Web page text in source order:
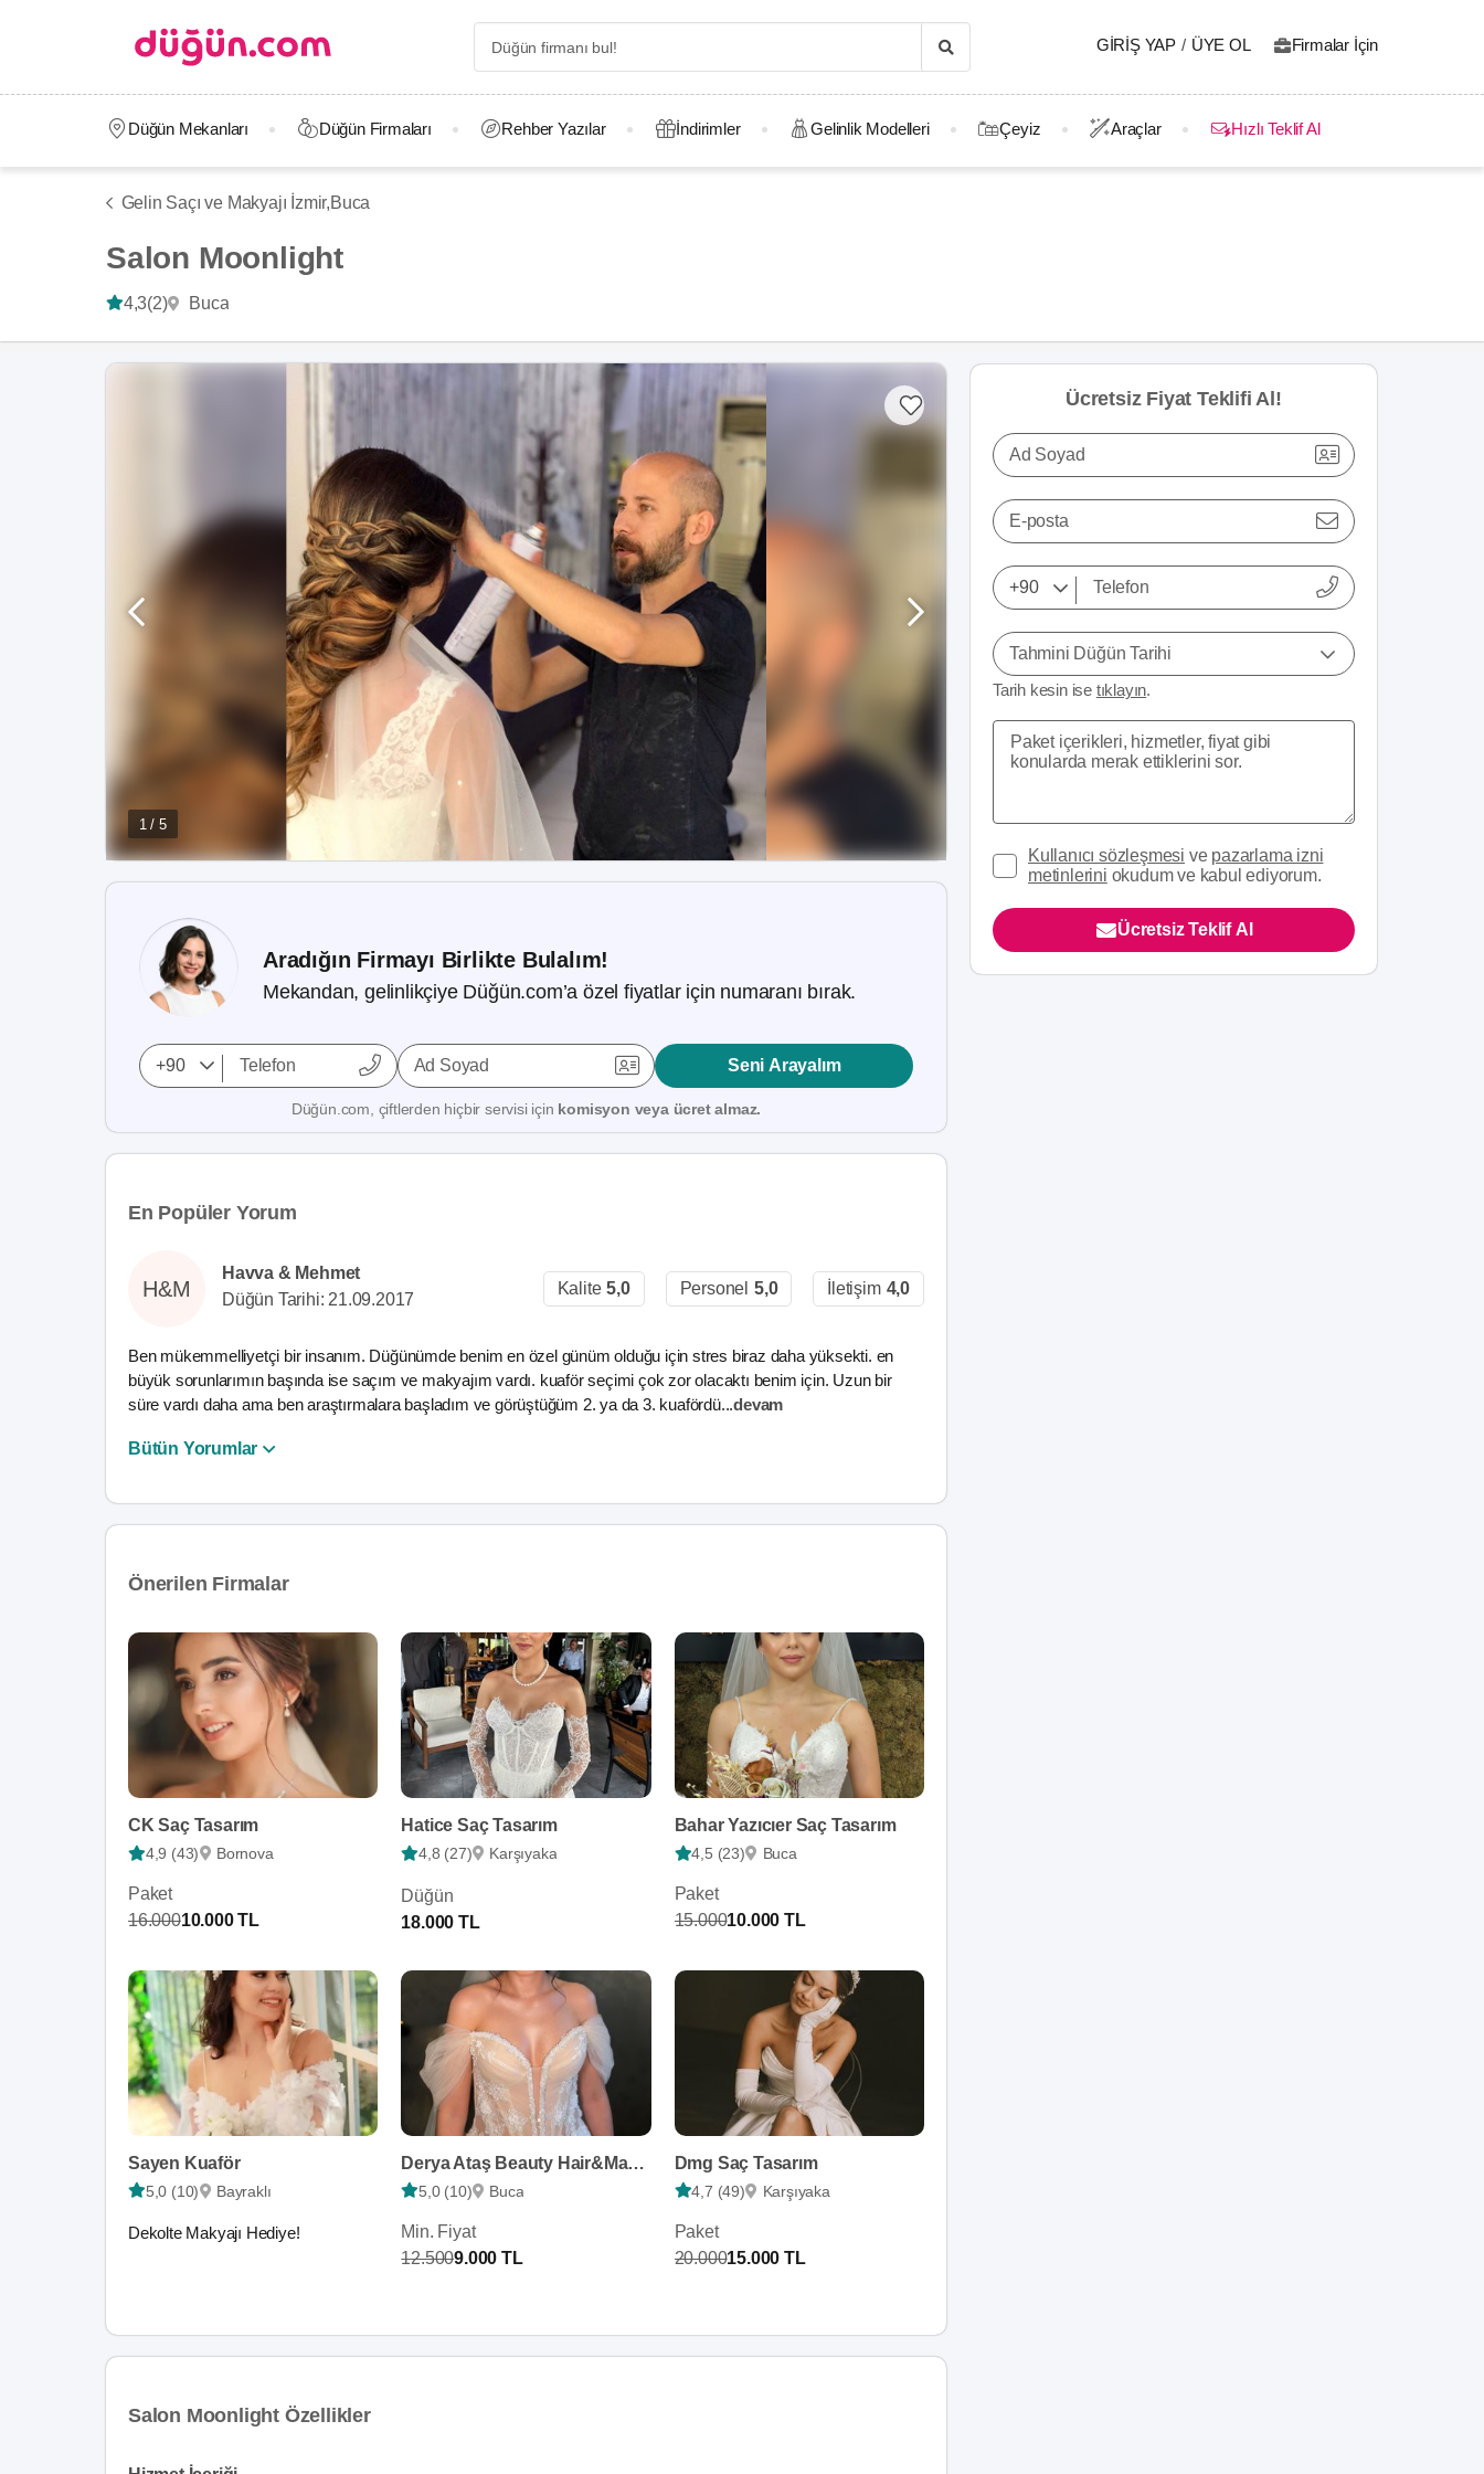
GIRIŞ YAP / ÜYE OL Firmalar İçin
Düğün Mekanları Düğün Firmaları Rehber Yazılar İndirimler Gelinlik Modelleri Çeyiz Araçlar Hızlı Teklif Al
Gelin Saçı ve Makyajı İzmir,Buca
Salon Moonlight
4,3(2) Buca
1 / 5
Aradığın Firmayı Birlikte Bulalım!
Mekandan, gelinlikçiye Düğün.com’a özel fiyatlar için numaranı bırak.
Ad Soyad Seni Arayalım
Düğün.com, çiftlerden hiçbir servisi için komisyon veya ücret almaz.
En Popüler Yorum
H&M
Havva & Mehmet
Düğün Tarihi: 21.09.2017
Kalite 5,0 Personel 5,0 İletişim 4,0
Ben mükemmelliyetçi bir insanım. Düğünümde benim en özel günüm olduğu için stres biraz daha yüksekti. en
büyük sorunlarımın başında ise saçım ve makyajım vardı. kuaför seçimi çok zor olacaktı benim için. Uzun bir
süre vardı daha ama ben araştırmalara başladım ve görüştüğüm 2. ya da 3. kuafördü...devam
Bütün Yorumlar
Önerilen Firmalar
CK Saç Tasarım
4,9 (43) Bornova
Paket
16.00010.000 TL
Hatice Saç Tasarım
4,8 (27) Karşıyaka
Düğün
18.000 TL
Bahar Yazıcıer Saç Tasarım
4,5 (23) Buca
Paket
15.00010.000 TL
Sayen Kuaför
5,0 (10) Bayraklı
Dekolte Makyajı Hediye!
Derya Ataş Beauty Hair&Make Up
5,0 (10) Buca
Min. Fiyat
12.5009.000 TL
Dmg Saç Tasarım
4,7 (49) Karşıyaka
Paket
20.00015.000 TL
Salon Moonlight Özellikler
Ücretsiz Fiyat Teklifi Al!
Ad Soyad
E-posta
Tahmini Düğün Tarihi
Tarih kesin ise tıklayın.
Kullanıcı sözleşmesi ve pazarlama izni
metinlerini okudum ve kabul ediyorum.
Ücretsiz Teklif Al